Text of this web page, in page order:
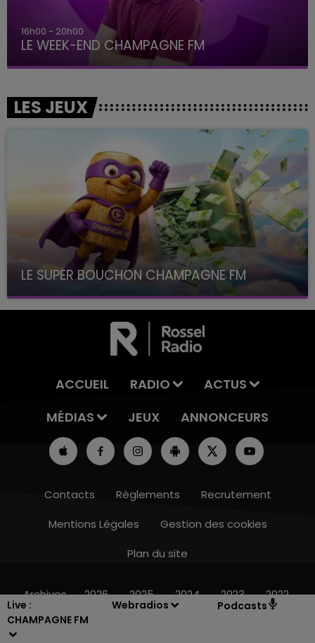
Live :
CHAMPAGNE FM
Webradios Podcasts
7h00 - 12h00
16h00 - 20h00
LE WEEK-END CHAMPAGNE FM
LES JEUX
LE SUPER BOUCHON CHAMPAGNE FM
avec La Famille Champagne FM, à 8H10
ACCUEIL RADIO
ACTUS
MÉDIAS
JEUX ANNONCEURS
Contacts Règlements
Recrutement
Mentions Légales
Gestion des cookies
Plan du site
Archives 2026 2025 2024 2023 2022